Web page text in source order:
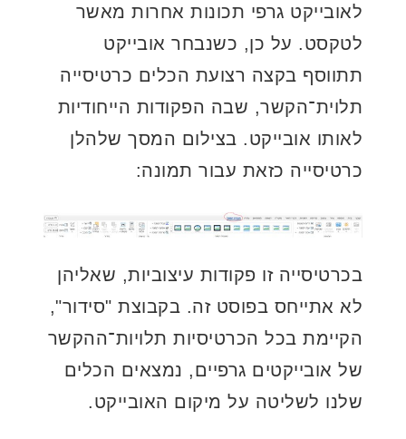
לאובייקט גרפי תכונות אחרות מאשר
לטקסט. על כן, כשנבחר אובייקט
תתווסף בקצה רצועת הכלים כרטיסייה
תלוית־הקשר, שבה הפקודות הייחודיות
לאותו אובייקט. בצילום המסך שלהלן
כרטיסייה כזאת עבור תמונה:
בכרטיסייה זו פקודות עיצוביות, שאליהן
לא אתייחס בפוסט זה. בקבוצת "סידור",
הקיימת בכל הכרטיסיות תלויות־ההקשר
של אובייקטים גרפיים, נמצאים הכלים
שלנו לשליטה על מיקום האובייקט.